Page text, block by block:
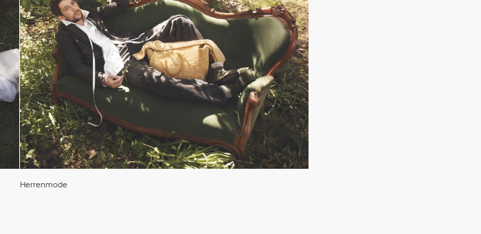
Herrenmode